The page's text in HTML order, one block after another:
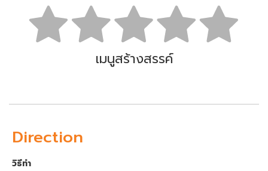
เมนูสร้างสรรค์
Direction
วิธีทำ